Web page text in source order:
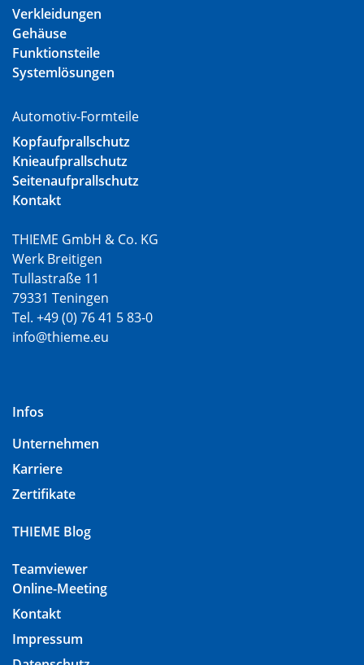
Verkleidungen
Gehäuse
Funktionsteile
Systemlösungen
Automotiv-Formteile
Kopfaufprallschutz
Knieaufprallschutz
Seitenaufprallschutz
Kontakt
THIEME GmbH & Co. KG
Werk Breitigen
Tullastraße 11
79331 Teningen
Tel. +49 (0) 76 41 5 83-0
info@thieme.eu
Infos
Unternehmen
Karriere
Zertifikate
THIEME Blog
Teamviewer
Online-Meeting
Kontakt
Impressum